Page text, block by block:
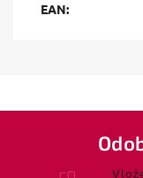
EAN: